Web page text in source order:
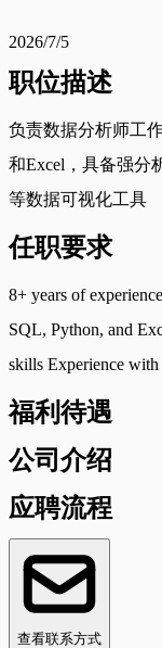
2026/7/5
职位描述
负责数据分析师工
和Excel，具备强分
等数据可视化工具
任职要求
8+ years of
SQL, Python, and
skills Experience
福利待遇
公司介绍
应聘流程
查看联系方式